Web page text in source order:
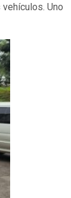
Uno